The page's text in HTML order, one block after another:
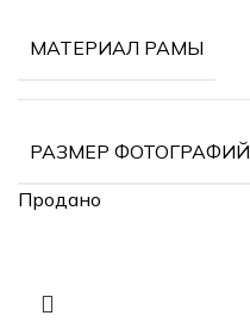
МАТЕРИАЛ РАМЫ
РАЗМЕР ФОТОГРАФИЙ
Продано